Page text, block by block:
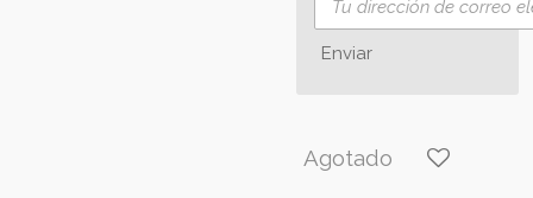
Enviar
Agotado